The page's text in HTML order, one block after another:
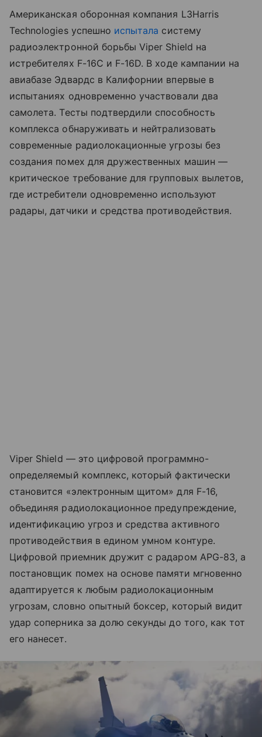
Американская оборонная компания L3Harris
Technologies успешно испытала систему
радиоэлектронной борьбы Viper Shield на
истребителях F-16C и F-16D. В ходе кампании на
авиабазе Эдвардс в Калифорнии впервые в
испытаниях одновременно участвовали два
самолета. Тесты подтвердили способность
комплекса обнаруживать и нейтрализовать
современные радиолокационные угрозы без
создания помех для дружественных машин —
критическое требование для групповых вылетов,
где истребители одновременно используют
радары, датчики и средства противодействия.
Viper Shield — это цифровой программно-
определяемый комплекс, который фактически
становится «электронным щитом» для F-16,
объединяя радиолокационное предупреждение,
идентификацию угроз и средства активного
противодействия в едином умном контуре.
Цифровой приемник дружит с радаром APG-83, а
постановщик помех на основе памяти мгновенно
адаптируется к любым радиолокационным
угрозам, словно опытный боксер, который видит
удар соперника за долю секунды до того, как тот
его нанесет.